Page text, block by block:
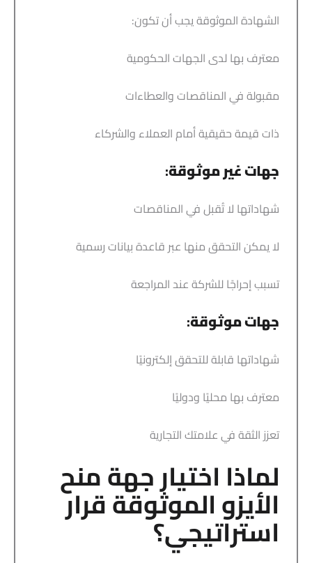
الشهادة الموثوقة يجب أن تكون:
معترف بها لدى الجهات الحكومية
مقبولة في المناقصات والعطاءات
ذات قيمة حقيقية أمام العملاء والشركاء
جهات غير موثوقة:
شهاداتها لا تُقبل في المناقصات
لا يمكن التحقق منها عبر قاعدة بيانات رسمية
تسبب إحراجًا للشركة عند المراجعة
جهات موثوقة:
شهاداتها قابلة للتحقق إلكترونيًا
معترف بها محليًا ودوليًا
تعزز الثقة في علامتك التجارية
لماذا اختيار جهة منح
الأيزو الموثوقة قرار
استراتيجي؟